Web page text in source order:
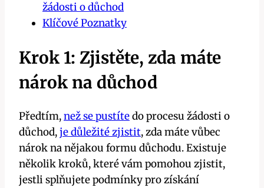
žádosti o důchod
Klíčové Poznatky
Krok 1: Zjistěte, zda máte
nárok na důchod
Předtím,než se pustítedo procesu žádosti o
důchod,je důležité zjistit, zda máte vůbec
nárok na nějakou formu důchodu. Existuje
několik kroků, které vám pomohou zjistit,
jestli splňujete podmínky pro získání